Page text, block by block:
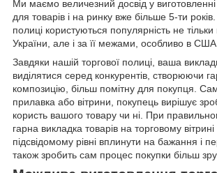
Ми маємо величезний досвід у
для товарів і на ринку вже більше 5-ти років.
полиці користуються популярність не тільки
України, але і за її межами, особливо в США
Завдяки нашій торгової полиці, ваша
виділятися серед конкурентів, створюючи
композицію, більш помітну для покупця.
прилавка або вітрини, покупець вирішує
користь вашого товару чи ні. При
гарна викладка товарів на торговому
підсвідомому рівні вплинути на бажання і
також зробить сам процес покупки більш